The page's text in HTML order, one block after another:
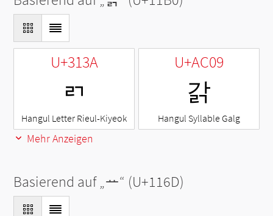
U+313A
ㄺ
Hangul Letter Rieul-Kiyeok
U+AC09
갉
Hangul Syllable Galg
Mehr Anzeigen
Basierend auf „ᅭ“ (U+116D)